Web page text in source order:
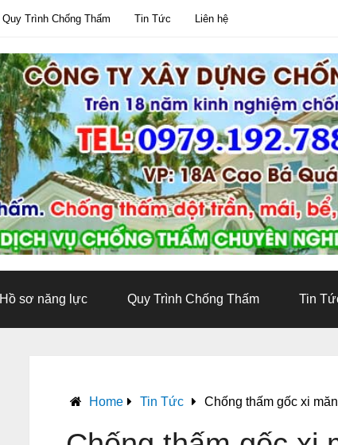
Quy Trình Chống Thấm Tin Tức Liên hệ
Hồ sơ năng lực Quy Trình Chống Thấm Tin
Home Tin Tức Chống thấm gốc xi